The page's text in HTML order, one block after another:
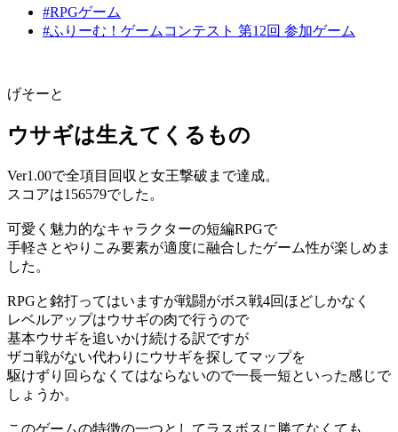
#RPGゲーム
#ふりーむ！ゲームコンテスト 第12回 参加ゲーム
げそーと
ウサギは生えてくるもの
Ver1.00で全項目回収と女王撃破まで達成。
スコアは156579でした。
可愛く魅力的なキャラクターの短編RPGで
手軽さとやりこみ要素が適度に融合したゲーム性が楽しめま
した。
RPGと銘打ってはいますが戦闘がボス戦4回ほどしかなく
レベルアップはウサギの肉で行うので
基本ウサギを追いかけ続ける訳ですが
ザコ戦がない代わりにウサギを探してマップを
駆けずり回らなくてはならないので一長一短といった感じで
しょうか。